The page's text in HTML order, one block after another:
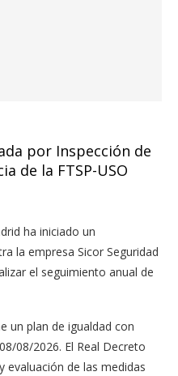
por Inspección de
de la FTSP-USO
ha iniciado un
la empresa Sicor Seguridad
el seguimiento anual de
un plan de igualdad con
08/2026. El Real Decreto
evaluación de las medidas